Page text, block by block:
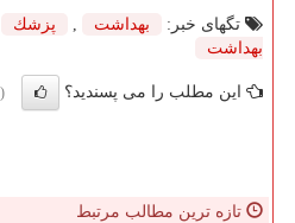
تگهای خبر:
بهداشت , پزشك
بهداشت
این مطلب را می پسندید؟ (1)
تازه ترین مطالب مرتبط